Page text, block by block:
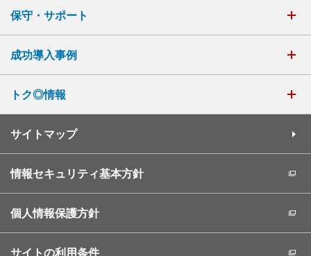
保守・サポート
成功導入事例
トク◎情報
サイトマップ
情報セキュリティ基本方針
個人情報保護方針
サイトの利用条件